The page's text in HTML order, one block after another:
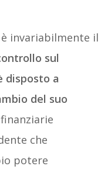
invariabilmente il
sul
disposto a
del suo
che
potere